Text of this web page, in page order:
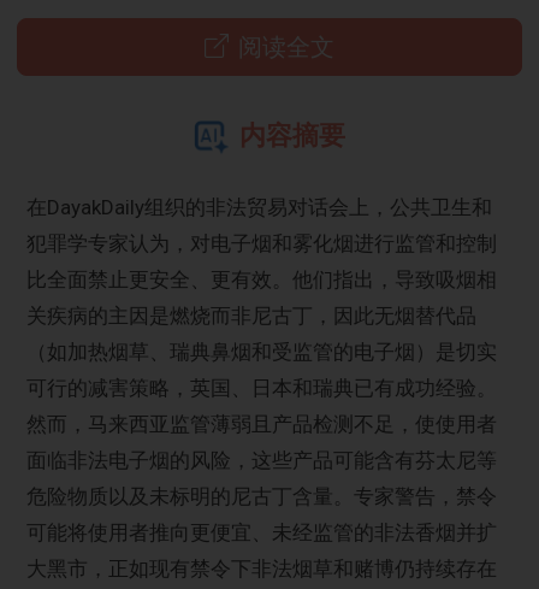
阅读全文
内容摘要
在DayakDaily组织的非法贸易对话会上，公共卫生和
犯罪学专家认为，对电子烟和雾化烟进行监管和控制
比全面禁止更安全、更有效。他们指出，导致吸烟相
关疾病的主因是燃烧而非尼古丁，因此无烟替代品
（如加热烟草、瑞典鼻烟和受监管的电子烟）是切实
可行的减害策略，英国、日本和瑞典已有成功经验。
然而，马来西亚监管薄弱且产品检测不足，使使用者
面临非法电子烟的风险，这些产品可能含有芬太尼等
危险物质以及未标明的尼古丁含量。专家警告，禁令
可能将使用者推向更便宜、未经监管的非法香烟并扩
大黑市，正如现有禁令下非法烟草和赌博仍持续存在